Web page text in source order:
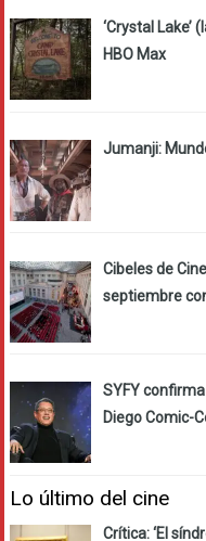
‘Crystal Lake’
HBO Max
Jumanji:
Cibeles de
septiembre
SYFY
Diego Comic-
Lo último del cine
Crítica: ‘El